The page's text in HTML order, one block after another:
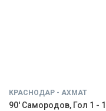
КРАСНОДАР - АХМАТ
90' Самородов, Гол 1 - 1